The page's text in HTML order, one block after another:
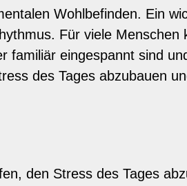
Wohlbefinden. Ein
Für viele Menschen
familiär eingespannt sind
des Tages abzubauen
den Stress des Tages